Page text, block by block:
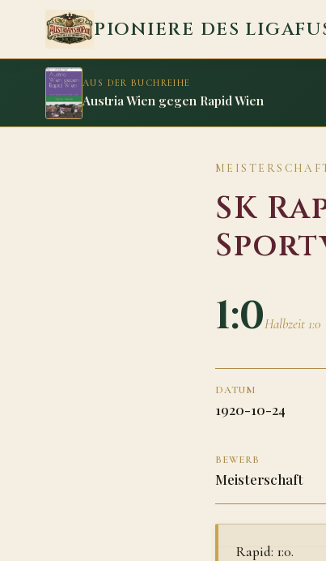
Zum Inhalt springen
PIONIERE DES
AUS DER BUCHREIHE
Austria Wien gegen Rapid Wien
SK
1:0Halbzeit 1:0
DATUM
1920-10-24
BEWERB
Meisterschaft
Rapid: 1:0.